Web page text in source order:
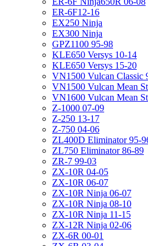
ER-6F12-16
EX250 Ninja
EX300 Ninja
GPZ1100 95-98
KLE650 Versys 10-14
KLE650 Versys 15-20
VN1500 Vulcan Classic
VN1500 Vulcan Mean
VN1600 Vulcan Mean
Z-1000 07-09
Z-250 13-17
Z-750 04-06
ZL400D Eliminator 95-
ZL750 Eliminator 86-89
ZR-7 99-03
ZX-10R 04-05
ZX-10R 06-07
ZX-10R Ninja 06-07
ZX-10R Ninja 08-10
ZX-10R Ninja 11-15
ZX-12R Ninja 02-06
ZX-6R 00-01